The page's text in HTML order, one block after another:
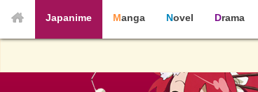
Japanime Manga Novel Drama